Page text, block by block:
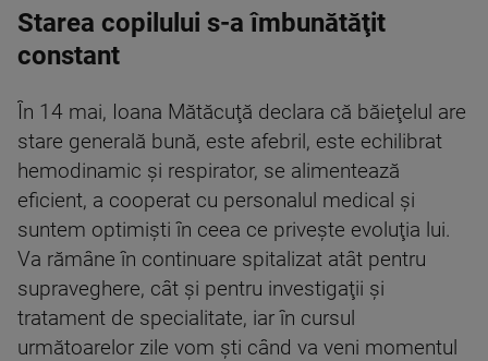
Starea copilului s-a îmbunătăţit
constant
În 14 mai, Ioana Mătăcuţă declara că băieţelul are
stare generală bună, este afebril, este echilibrat
hemodinamic şi respirator, se alimentează
eficient, a cooperat cu personalul medical şi
suntem optimişti în ceea ce priveşte evoluţia lui.
Va rămâne în continuare spitalizat atât pentru
supraveghere, cât şi pentru investigaţii şi
tratament de specialitate, iar în cursul
următoarelor zile vom şti când va veni momentul